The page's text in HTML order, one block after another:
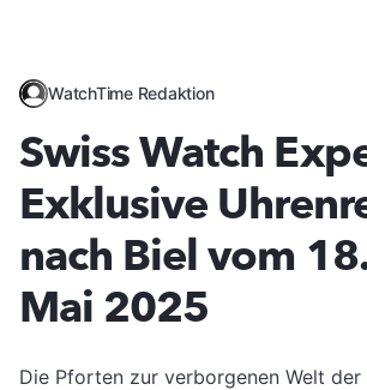
WatchTime Redaktion
Swiss Watch
Exklusive
nach Biel vom
Mai 2025
Die Pforten zur verborgenen Welt der